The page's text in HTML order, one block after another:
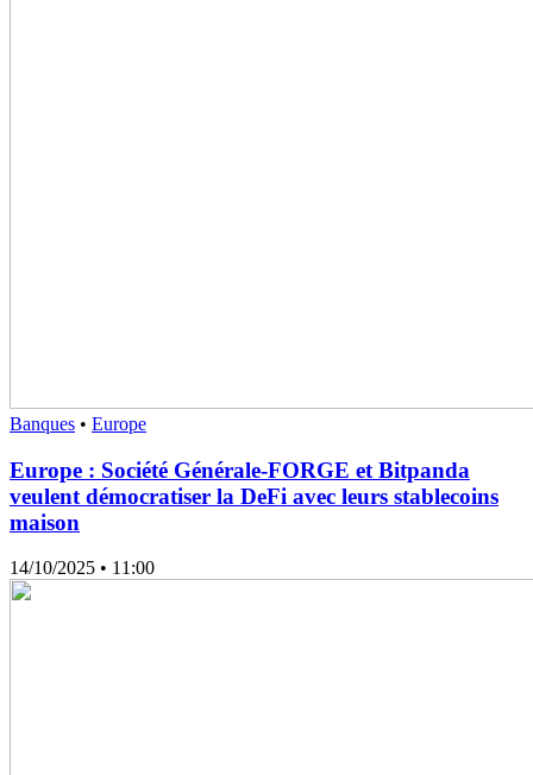
Banques • Europe
Europe : Société Générale-FORGE et Bitpanda
veulent démocratiser la DeFi avec leurs stablecoins
maison
14/10/2025 • 11:00